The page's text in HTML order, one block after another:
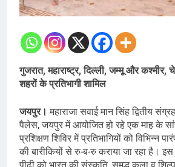
गुजरात, महाराष्ट्र, दिल्ली, जम्मू और कश्मीर,
शहरों के प्रतिभागी शामिल
जयपुर।महाराजा सवाई मान सिंह द्वितीय
पैलेस, जयपुर में आयोजित हो रहे एक माह के
प्रशिक्षण शिविर में प्रतिभागियों को विभिन्न
की बारीकियों से रु-ब-रु कराया जा रहा है। इस
पीढ़ी को भारत की संस्कृति, समृद्ध कला व